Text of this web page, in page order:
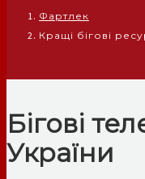
Фартлек
Кращі бігові
Бігові
України